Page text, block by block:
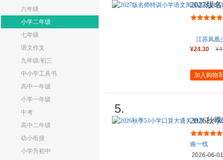
六年级
小学二年级
七年级
语文作文
九年级/初三
中小学工具书
高中一年级
小学一年级
中考
高中二年级
幼小衔接
小学升初中
2027版
篇2年级
江苏凤凰
¥24.30
加入购物
5.
2026秋
册 RJ 人
曲一线
2026-06-01